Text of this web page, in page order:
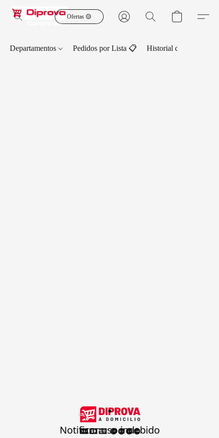
Ofertas 🟡
Departamentos Pedidos por Lista 📋 Historial de Pedidos
.
Notificar uso indebido